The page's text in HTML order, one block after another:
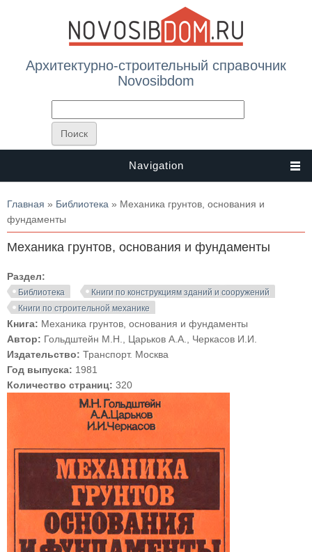
Архитектурно-строительный справочник
Novosibdom
Navigation
Вы здесь
Главная » Библиотека » Механика грунтов, основания и
фундаменты
Механика грунтов, основания и фундаменты
Раздел:
Библиотека
Книги по конструкциям зданий и сооружений
Книги по строительной механике
Книга: Механика грунтов, основания и фундаменты
Автор: Гольдштейн М.Н., Царьков А.А., Черкасов И.И.
Издательство: Транспорт. Москва
Год выпуска: 1981
Количество страниц: 320